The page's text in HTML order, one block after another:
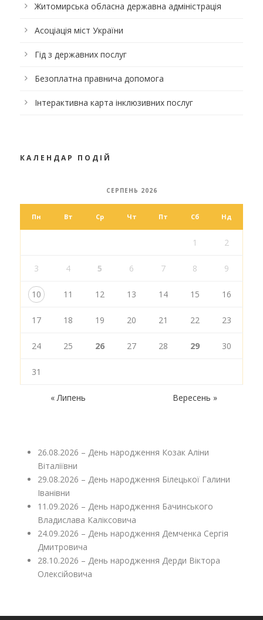
Житомирська обласна державна адміністрація
Асоціація міст України
Гід з державних послуг
Безоплатна правнича допомога
Інтерактивна карта інклюзивних послуг
КАЛЕНДАР ПОДІЙ
СЕРПЕНЬ 2026
Пн Вт Ср Чт Пт Сб Нд
1 2
3 4 5 6 7 8 9
10 11 12 13 14 15 16
17 18 19 20 21 22 23
24 25 26 27 28 29 30
31
« Липень Вересень »
26.08.2026 – День народження Козак Аліни
Віталіївни
29.08.2026 – День народження Білецької Галини
Іванівни
11.09.2026 – День народження Бачинського
Владислава Каліксовича
24.09.2026 – День народження Демченка Сергія
Дмитровича
28.10.2026 – День народження Дерди Віктора
Олексійовича